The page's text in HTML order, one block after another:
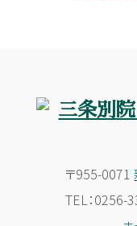
〒955-0071
TEL：0256-